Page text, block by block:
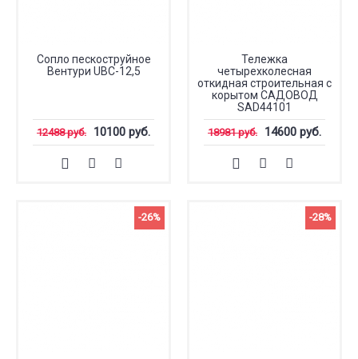
Сопло пескоструйное
Вентури UBC-12,5
12488 руб. 10100 руб.
Тележка
четырехколесная
откидная строительная с
корытом САДОВОД
SAD44101
18981 руб. 14600 руб.
-26% -28%